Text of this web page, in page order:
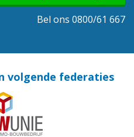
Bel ons 0800/61 667
volgende federaties